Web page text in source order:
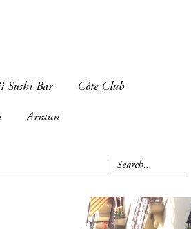
Sushi Bar Côte Club
Arraun